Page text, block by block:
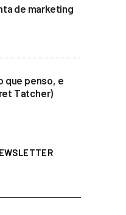
de marketing
que penso, e
Tatcher)